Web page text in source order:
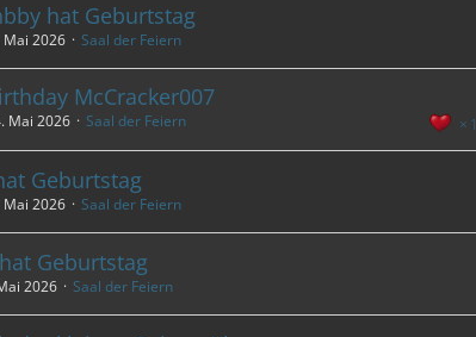
hat Geburtstag
Mai 2026 Saal der Feiern
McCracker007
1
Mai 2026 Saal der Feiern
Geburtstag
Mai 2026 Saal der Feiern
Geburtstag
2026 Saal der Feiern